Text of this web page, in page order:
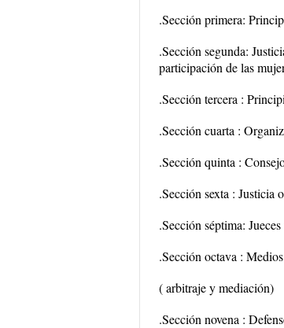
.Sección primera:
.Sección segunda:
participación de las
.Sección tercera :
.Sección cuarta :
.Sección quinta :
.Sección sexta : Justicia
.Sección séptima:
.Sección octava :
( arbitraje y mediación)
.Sección novena :